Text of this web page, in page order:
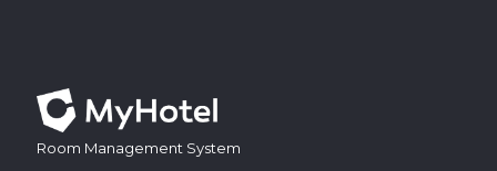
Room Management System